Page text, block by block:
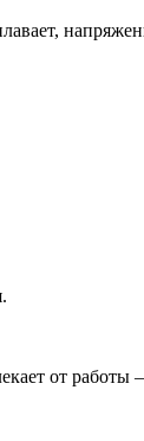
от работы